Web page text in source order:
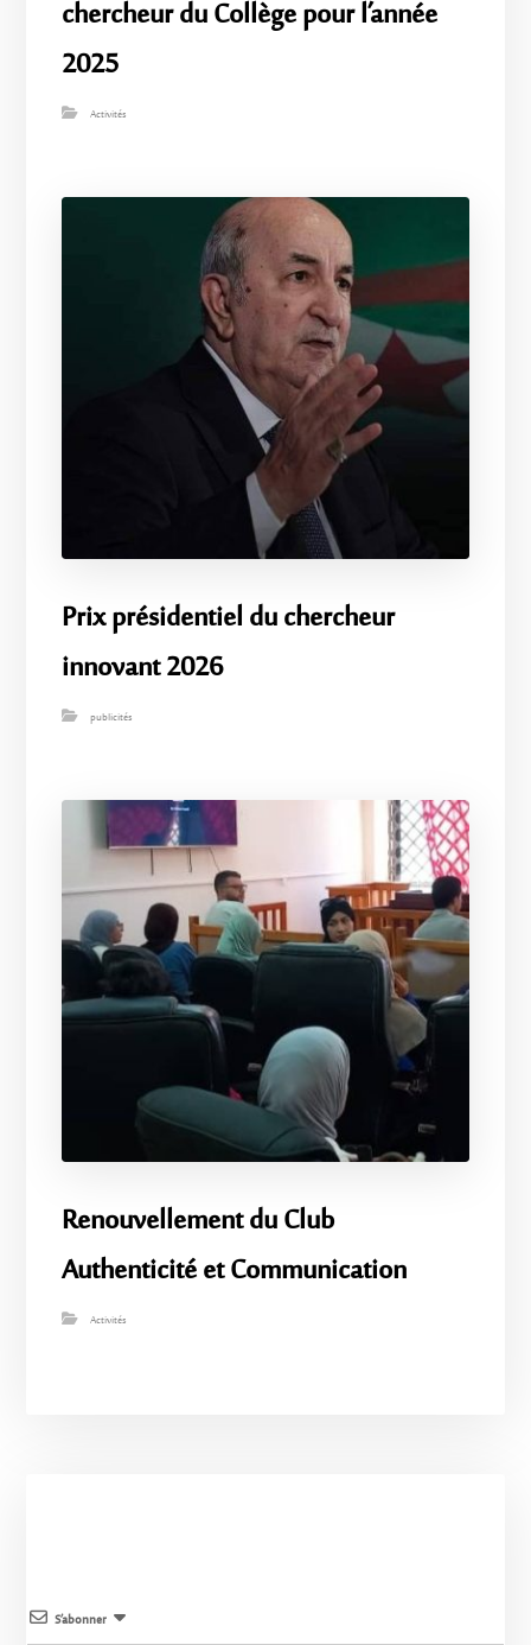
chercheur du Collège pour l’année
2025
Activités
Prix ​​présidentiel du chercheur
innovant 2026
publicités
Renouvellement du Club
Authenticité et Communication
Activités
S’abonner